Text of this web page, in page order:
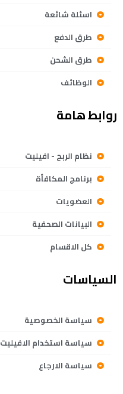
اسئلة شائعة
طرق الدفع
طرق الشحن
الوظائف
روابط هامة
نظام الربح - افيليت
برنامج المكافأة
العضويات
البيانات الصحفية
كل الاقسام
السياسات
سياسة الخصوصية
سياسة استخدام الافيليت
سياسة الارجاع